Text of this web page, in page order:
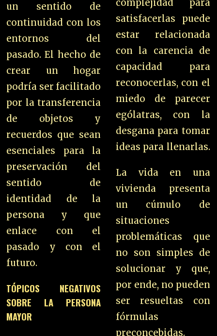
un sentido de
continuidad con los
entornos del
pasado.El hecho de
crear un hogar
podría ser facilitado
por la transferencia
de objetos y
recuerdos que sean
esenciales para la
preservación del
sentido de
identidad de la
persona y que
enlace con el
pasado y con el
futuro.
TÓPICOS NEGATIVOS
SOBRE LA PERSONA
MAYOR
complejidad para
satisfacerlas puede
estar relacionada
con la carencia de
capacidad para
reconocerlas, con el
miedo de parecer
ególatras, con la
desgana para tomar
ideas para llenarlas.
La vida en una
vivienda presenta
un cúmulo de
situaciones
problemáticas que
no son simples de
solucionar y que,
por ende, no pueden
ser resueltas con
fórmulas
preconcebidas.